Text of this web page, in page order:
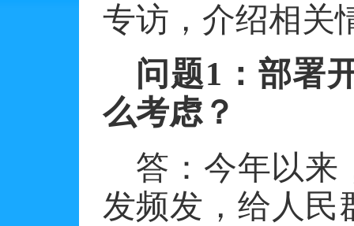
专访，介绍相关
问题1 ：部署
么考虑？
答：今年以来
发频发，给人民